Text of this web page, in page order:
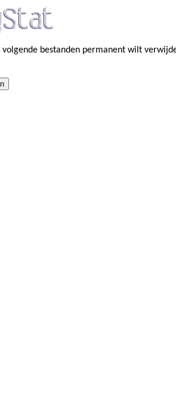
volgende bestanden permanent wilt